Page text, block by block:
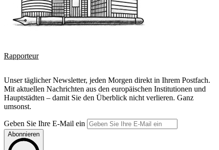
Rapporteur
Unser täglicher Newsletter, jeden Morgen direkt in Ihrem Postfach.
Mit aktuellen Nachrichten aus den europäischen Institutionen und
Hauptstädten – damit Sie den Überblick nicht verlieren. Ganz
umsonst.
Geben Sie Ihre E-Mail ein
Abonnieren